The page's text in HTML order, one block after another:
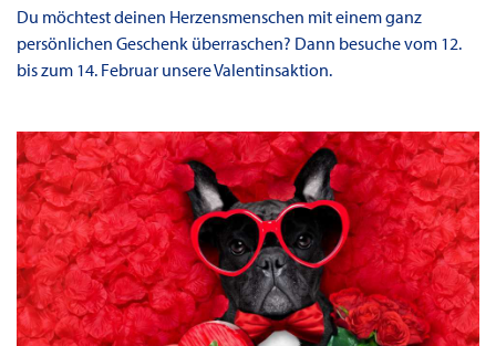
Du möchtest deinen Herzensmenschen mit einem ganz
persönlichen Geschenk überraschen? Dann besuche vom 12.
bis zum 14. Februar unsere Valentinsaktion.